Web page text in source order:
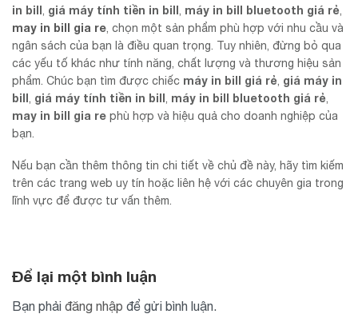
in bill giá máy tính tiền in bill máy in bill bluetooth giá rẻ
may in bill gia re , chọn một sản phẩm phù hợp với nhu cầu và
ngân sách của bạn là điều quan trọng. Tuy nhiên, đừng bỏ qua
các yếu tố khác như tính năng, chất lượng và thương hiệu sản
phẩm. Chúc bạn tìm được chiếc máy in bill giá rẻ giá máy in
bill giá máy tính tiền in bill máy in bill bluetooth giá rẻ
may in bill gia re phù hợp và hiệu quả cho doanh nghiệp của
bạn.
Nếu bạn cần thêm thông tin chi tiết về chủ đề này, hãy tìm kiếm
trên các trang web uy tín hoặc liên hệ với các chuyên gia trong
lĩnh vực để được tư vấn thêm.
Để lại một bình luận
Bạn phải đăng nhập để gửi bình luận.